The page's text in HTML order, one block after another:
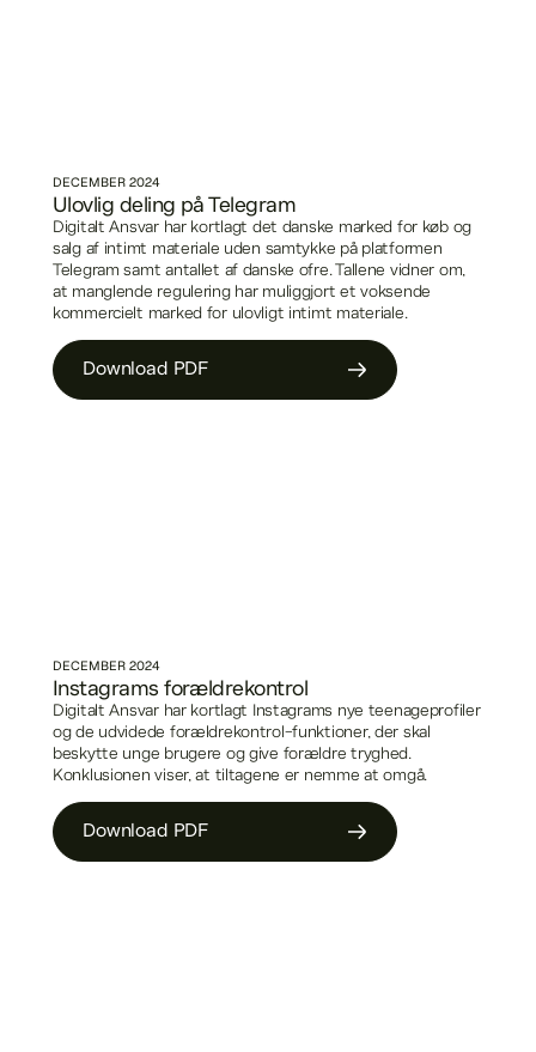
DECEMBER 2024
Ulovlig deling på Telegram
Digitalt Ansvar har kortlagt det danske marked for køb og
salg af intimt materiale uden samtykke på platformen
Telegram samt antallet af danske ofre. Tallene vidner om,
at manglende regulering har muliggjort et voksende
kommercielt marked for ulovligt intimt materiale.
Download PDF
DECEMBER 2024
Instagrams forældrekontrol
Digitalt Ansvar har kortlagt Instagrams nye teenageprofiler
og de udvidede forældrekontrol-funktioner, der skal
beskytte unge brugere og give forældre tryghed.
Konklusionen viser, at tiltagene er nemme at omgå.
Download PDF